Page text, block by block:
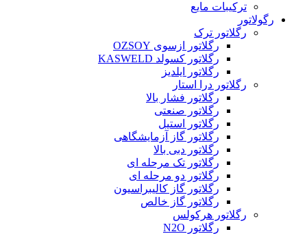
ترکیبات مایع
رگولاتور
رگلاتور ترک
رگلاتور ازسوی OZSOY
رگلاتور کسولد KASWELD
رگلاتور ایلدیز
رگلاتور درا استار
رگلاتور فشار بالا
رگلاتور صنعتی
رگلاتور استیل
رگلاتور گاز آزمایشگاهی
رگلاتور دبی بالا
رگلاتور تک مرحله ای
رگلاتور دو مرحله ای
رگلاتور گاز کالیبراسیون
رگلاتور گاز خالص
رگلاتور هرکولس
رگلاتور N2O